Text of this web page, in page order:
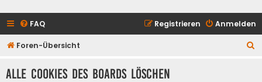
FAQ Anmelden
Registrieren
Foren-Übersicht
Alle Cookies des Boards löschen